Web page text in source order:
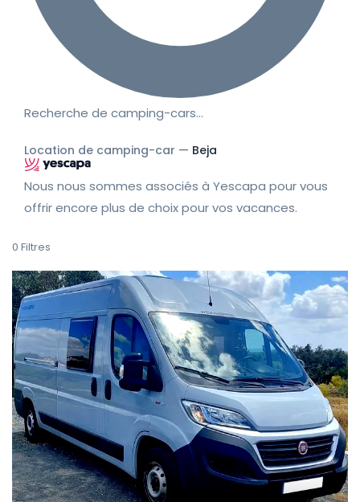
Recherche de camping-cars…
Location de camping-car — Beja
Nous nous sommes associés à Yescapa pour vous
offrir encore plus de choix pour vos vacances.
0 Filtres